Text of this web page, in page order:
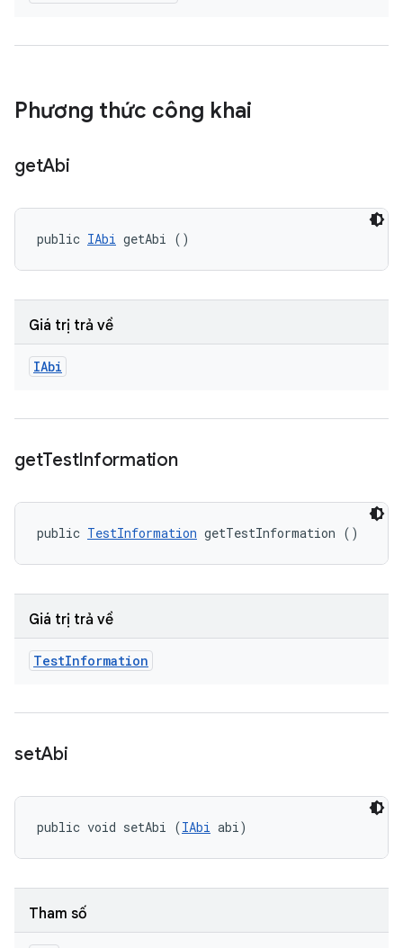
Phương thức công khai
getAbi
public IAbi getAbi ()
Giá trị trả về
IAbi
getTestInformation
public TestInformation getTestInformation ()
Giá trị trả về
TestInformation
setAbi
public void setAbi (IAbi abi)
Tham số